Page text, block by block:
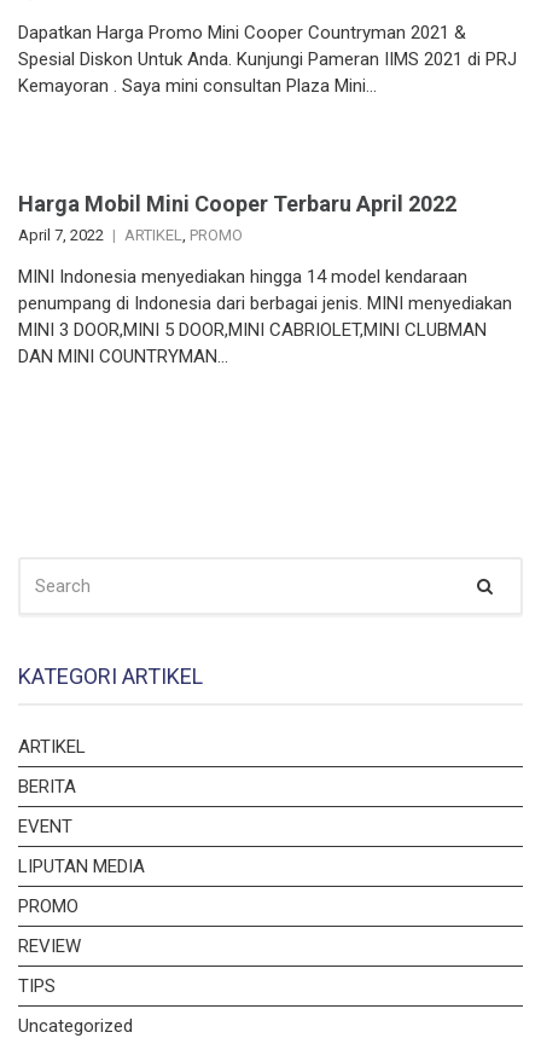
Dapatkan Harga Promo Mini Cooper Countryman 2021 &
Spesial Diskon Untuk Anda. Kunjungi Pameran IIMS 2021 di PRJ
Kemayoran . Saya mini consultan Plaza Mini…
Harga Mobil Mini Cooper Terbaru April 2022
April 7, 2022 ARTIKEL PROMO
MINI Indonesia menyediakan hingga 14 model kendaraan
penumpang di Indonesia dari berbagai jenis. MINI menyediakan
MINI 3 DOOR,MINI 5 DOOR,MINI CABRIOLET,MINI CLUBMAN
DAN MINI COUNTRYMAN…
FOR:
KATEGORI ARTIKEL
ARTIKEL
BERITA
EVENT
LIPUTAN MEDIA
PROMO
REVIEW
TIPS
Uncategorized